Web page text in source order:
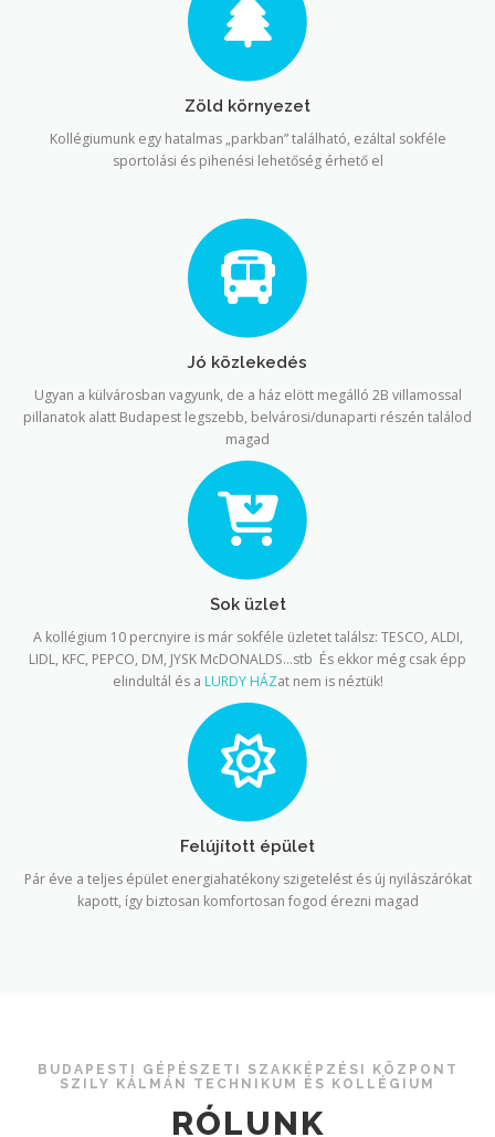
Zöld környezet
Kollégiumunk egy hatalmas „parkban” található, ezáltal sokféle
sportolási és pihenési lehetőség érhető el
Jó közlekedés
Ugyan a külvárosban vagyunk, de a ház elött megálló 2B villamossal
pillanatok alatt Budapest legszebb, belvárosi/dunaparti részén találod
magad
Sok üzlet
A kollégium 10 percnyire is már sokféle üzletet találsz: TESCO, ALDI,
LIDL, KFC, PEPCO, DM, JYSK McDONALDS…stb És ekkor még csak épp
elindultál és a LURDY HÁZat nem is néztük!
Felújított épület
Pár éve a teljes épület energiahatékony szigetelést és új nyilászárókat
kapott, így biztosan komfortosan fogod érezni magad
BUDAPESTI GÉPÉSZETI SZAKKÉPZÉSI KÖZPONT
SZILY KÁLMÁN TECHNIKUM ÉS KOLLÉGIUM
RÓLUNK